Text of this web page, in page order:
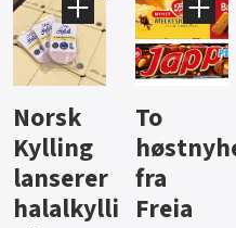
Knalltall
for Açai
Bowl
Aass vil
bli
førstevalg
i lite-